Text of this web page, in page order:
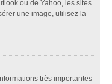
ou de Yahoo, les sites
une image, utilisez la
très importantes